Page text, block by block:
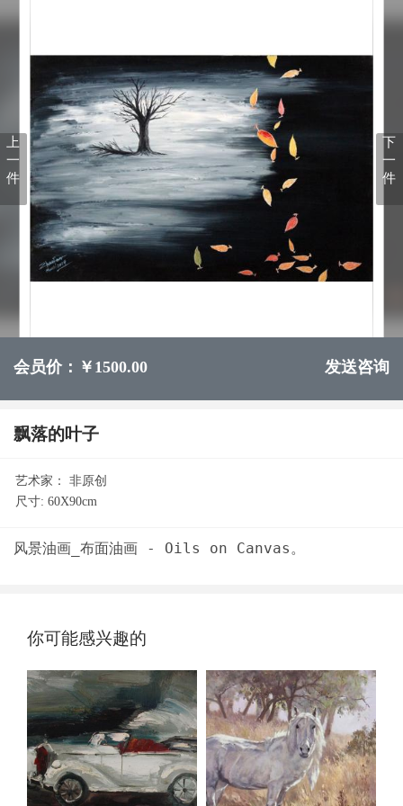
上
一
件
下
一
件
会员价：￥1500.00 发送咨询
飘落的叶子
艺术家：
非原创
尺寸: 60X90cm
你可能感兴趣的